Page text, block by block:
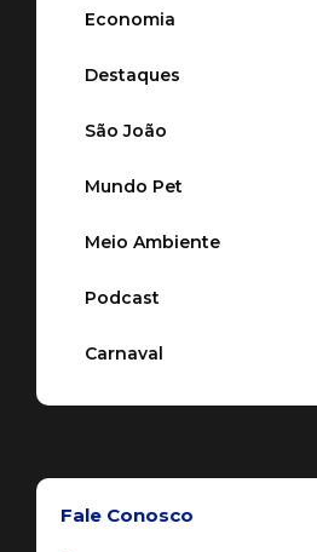
Economia
Destaques
São João
Mundo Pet
Meio Ambiente
Podcast
Carnaval
Fale Conosco